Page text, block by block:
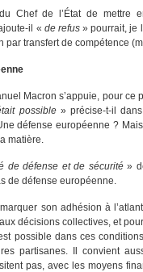
Chef de l’État de mettre
il « de refus» pourrait, je
par transfert de compétence
Macron s’appuie, pour
possible» précise-t-il
défense européenne ?
matière.
de défense et de sécurité»
de défense européenne.
son adhésion à
décisions collectives, et
possible dans ces
partisanes. Il convient
pas, avec les moyens